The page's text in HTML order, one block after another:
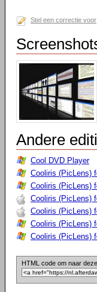
Stel een correctie voor
Andere
Cool DVD Player
Cooliris (PicLens)
Cooliris (PicLens)
Cooliris (PicLens)
Cooliris (PicLens)
Cooliris (PicLens)
Cooliris (PicLens)
HTML code om naar